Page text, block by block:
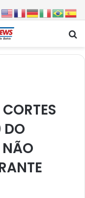
Governo da Bahia entrega 1ª etapa da requalificação do Parque Metropolitano de Pituaçu
DO
NÃO